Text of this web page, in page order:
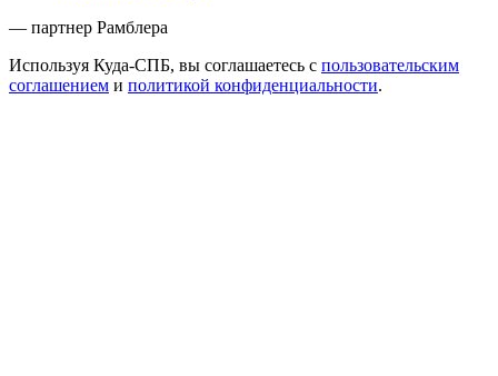
— партнер Рамблера
Используя Куда-СПБ, вы соглашаетесь с пользовательским
соглашением и политикой конфиденциальности.